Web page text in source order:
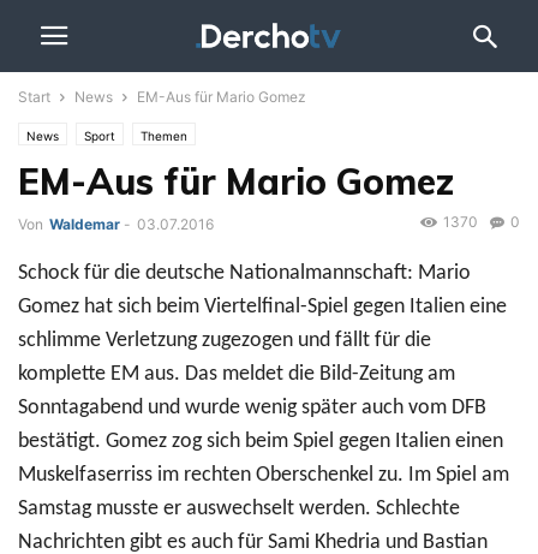
Start News EM-Aus für Mario Gomez
News Sport Themen
EM-Aus für Mario Gomez
Von Waldemar - 03.07.2016 0
1370
Schock für die deutsche Nationalmannschaft: Mario
Gomez hat sich beim Viertelfinal-Spiel gegen Italien eine
schlimme Verletzung zugezogen und fällt für die
komplette EM aus. Das meldet die Bild-Zeitung am
Sonntagabend und wurde wenig später auch vom DFB
bestätigt. Gomez zog sich beim Spiel gegen Italien einen
Muskelfaserriss im rechten Oberschenkel zu. Im Spiel am
Samstag musste er auswechselt werden. Schlechte
Nachrichten gibt es auch für Sami Khedria und Bastian